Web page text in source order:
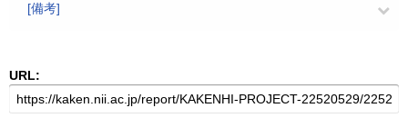
[備考]
URL: